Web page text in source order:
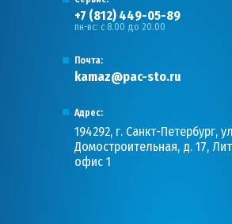
+7 (812) 449-05-89
пн-вс: с 8.00 до 20.00
Почта:
kamaz@pac-sto.ru
Адрес:
194292, г. Санкт-Петербург,
Домостроительная, д. 17,
офис 1